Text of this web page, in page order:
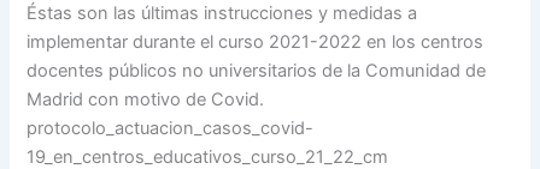
Éstas son las últimas instrucciones y medidas a
implementar durante el curso 2021-2022 en los centros
docentes públicos no universitarios de la Comunidad de
Madrid con motivo de Covid.
protocolo_actuacion_casos_covid-
19_en_centros_educativos_curso_21_22_cm